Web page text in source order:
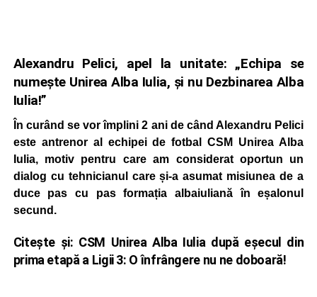
Alexandru Pelici, apel la unitate: „Echipa se
numește Unirea Alba Iulia, și nu Dezbinarea Alba
Iulia!”
În curând se vor împlini 2 ani de când Alexandru Pelici
este antrenor al echipei de fotbal CSM Unirea Alba
Iulia, motiv pentru care am considerat oportun un
dialog cu tehnicianul care și-a asumat misiunea de a
duce pas cu pas formația albaiuliană în eșalonul
secund.
Citește și: CSM Unirea Alba Iulia după eșecul din
prima etapă a Ligii 3: O înfrângere nu ne doboară!